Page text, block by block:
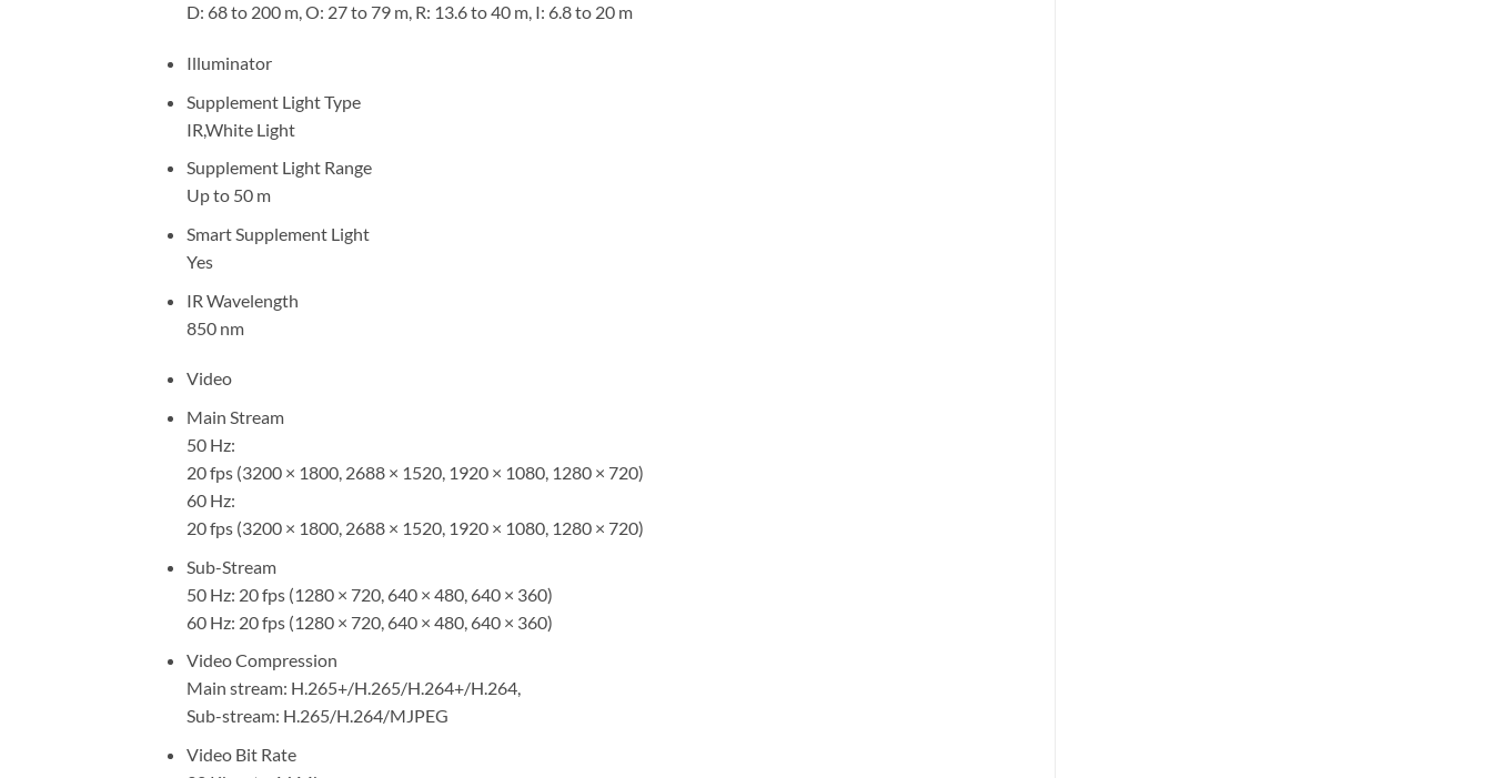
D: 68 to 200 m, O: 27 to 79 m, R: 13.6 to 40 m, I: 6.8 to 20 m
Illuminator
Supplement Light Type
IR,White Light
Supplement Light Range
Up to 50 m
Smart Supplement Light
Yes
IR Wavelength
850 nm
Video
Main Stream
50 Hz:
20 fps (3200 × 1800, 2688 × 1520, 1920 × 1080, 1280 × 720)
60 Hz:
20 fps (3200 × 1800, 2688 × 1520, 1920 × 1080, 1280 × 720)
Sub-Stream
50 Hz: 20 fps (1280 × 720, 640 × 480, 640 × 360)
60 Hz: 20 fps (1280 × 720, 640 × 480, 640 × 360)
Video Compression
Main stream: H.265+/H.265/H.264+/H.264,
Sub-stream: H.265/H.264/MJPEG
Video Bit Rate